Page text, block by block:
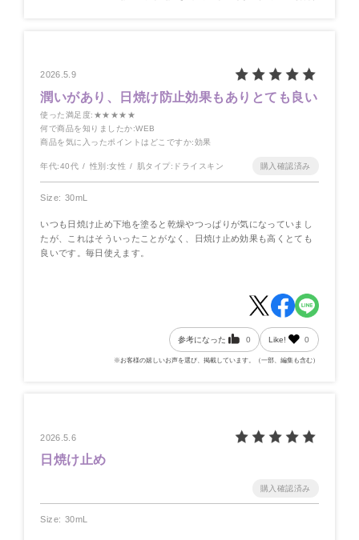
2026.5.9
潤いがあり、日焼け防止効果もありとても良い
使った満足度:★★★★★
何で商品を知りましたか:WEB
商品を気に入ったポイントはどこですか:効果
年代:40代 性別:女性 肌タイプ: ドライスキン
Size: 30mL
いつも日焼け止め下地を塗ると乾燥やつっぱりが気になっていまし
たが、これはそういったことがなく、日焼け止め効果も高くとても
良いです。毎日使えます。
参考になった 0 Like! 0
※お客様の嬉しいお声を選び、掲載しています。（一部、編集も含む）
2026.5.6
日焼け止め
Size: 30mL